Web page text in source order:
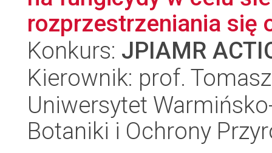
rozprzestrzeniania się
Konkurs: JPIAMR
Kierownik: prof.
Uniwersytet
Botaniki i Ochrony